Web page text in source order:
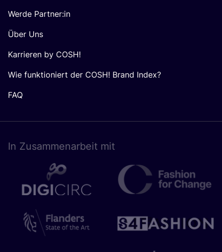
Werde Partner:in
Über Uns
Karrieren by COSH!
Wie funktioniert der COSH! Brand Index?
FAQ
In Zusam­men­ar­beit mit